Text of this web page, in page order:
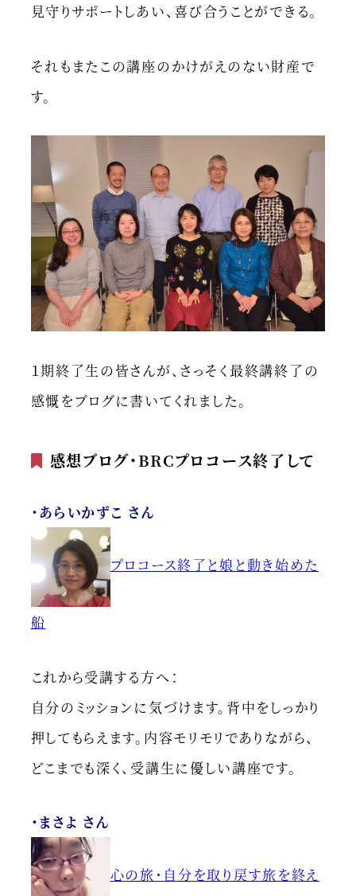
見守りサポートしあい、喜び合うことができる。
それもまたこの講座のかけがえのない財産で
す。
１期終了生の皆さんが、さっそく最終講終了の
感慨をブログに書いてくれました。
感想ブログ・BRCプロコース終了して
・あらいかずこ さん
プロコース終了と娘と動き始めた
船
これから受講する方へ：
自分のミッションに気づけます。背中をしっかり
押してもらえます。内容モリモリでありながら、
どこまでも深く、受講生に優しい講座です。
・まさよ さん
心の旅・自分を取り戻す旅を終え